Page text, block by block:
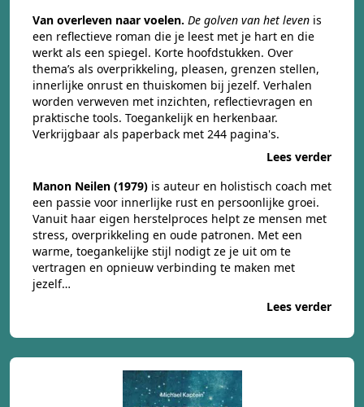
Van overleven naar voelen. De golven van het leven is
een reflectieve roman die je leest met je hart en die
werkt als een spiegel. Korte hoofdstukken. Over
thema’s als overprikkeling, pleasen, grenzen stellen,
innerlijke onrust en thuiskomen bij jezelf. Verhalen
worden verweven met inzichten, reflectievragen en
praktische tools. Toegankelijk en herkenbaar.
Verkrijgbaar als paperback met 244 pagina's.
Lees verder
Manon Neilen (1979) is auteur en holistisch coach met
een passie voor innerlijke rust en persoonlijke groei.
Vanuit haar eigen herstelproces helpt ze mensen met
stress, overprikkeling en oude patronen. Met een
warme, toegankelijke stijl nodigt ze je uit om te
vertragen en opnieuw verbinding te maken met
jezelf…
Lees verder